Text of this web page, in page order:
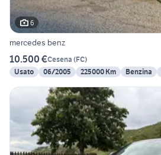
6
mercedes benz
10.500 €Cesena (FC)
Usato
06/2005 225000 Km Benzina